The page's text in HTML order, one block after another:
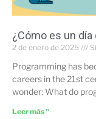
¿Cómo es un día
2 de enero de 2025
Programming has
careers in the 21st
wonder: What do
Leer más "